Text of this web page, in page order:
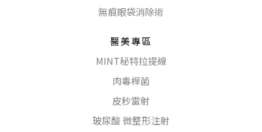
無痕眼袋消除術
醫美專區
MINT秘特拉提線
肉毒桿菌
皮秒雷射
玻尿酸 微整形注射